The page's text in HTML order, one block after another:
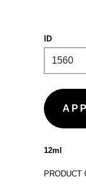
ID
12ml
PRODUCT